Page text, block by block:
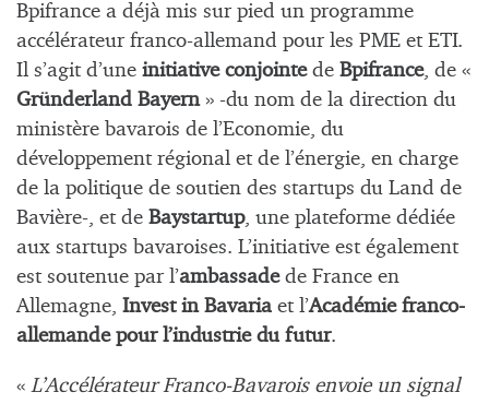
Bpifrance a déjà mis sur pied un programme
accélérateur franco-allemand pour les PME et ETI.
Il s’agit d’une initiative conjointede Bpifrance, de «
Gründerland Bayern» -du nom de la direction du
ministère bavarois de l’Economie, du
développement régional et de l’énergie, en charge
de la politique de soutien des startups du Land de
Bavière-, et de Baystartup, une plateforme dédiée
aux startups bavaroises. L’initiative est également
est soutenue par l’ambassadede France en
Allemagne, Invest in Bavaria et l’Académie franco-
allemande pour l’industrie du futur.
« L’Accélérateur Franco-Bavarois envoie un signal